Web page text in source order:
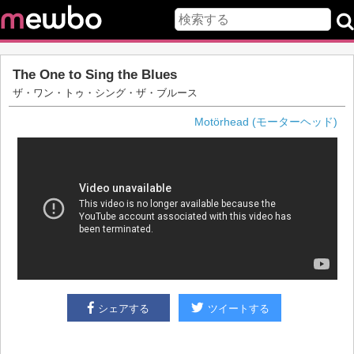
The One to Sing the Blues
ザ・ワン・トゥ・シング・ザ・ブルース
Motörhead (モーターヘッド)
シェアする ツイートする